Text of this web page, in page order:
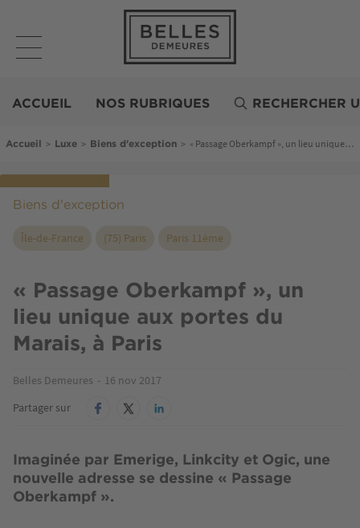
contenu
principal
Demeures
ACCUEIL NOS RUBRIQUES RECHERCHER
Fil d'Ariane
Accueil > Luxe > Biens d'exception > « Passage Oberkampf », un lieu unique aux portes du Marais, à Paris
Biens d'exception
Île-de-France (75) Paris Paris 11ème
« Passage Oberkampf », un
lieu unique aux portes du
Marais, à Paris
Belles Demeures
16 nov 2017
Partager sur
Imaginée par Emerige, Linkcity et Ogic, une
nouvelle adresse se dessine « Passage
Oberkampf ».